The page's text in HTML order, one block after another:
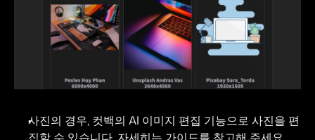
사진의 경우, 컷백의 AI 이미지 편집 기능으로 사진을 편